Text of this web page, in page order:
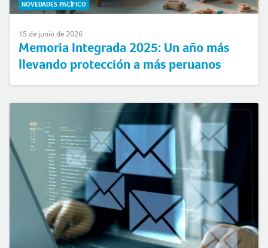
NOVEDADES PACÍFICO
15 de junio de 2026
Memoria Integrada 2025: Un año más
llevando protección a más peruanos